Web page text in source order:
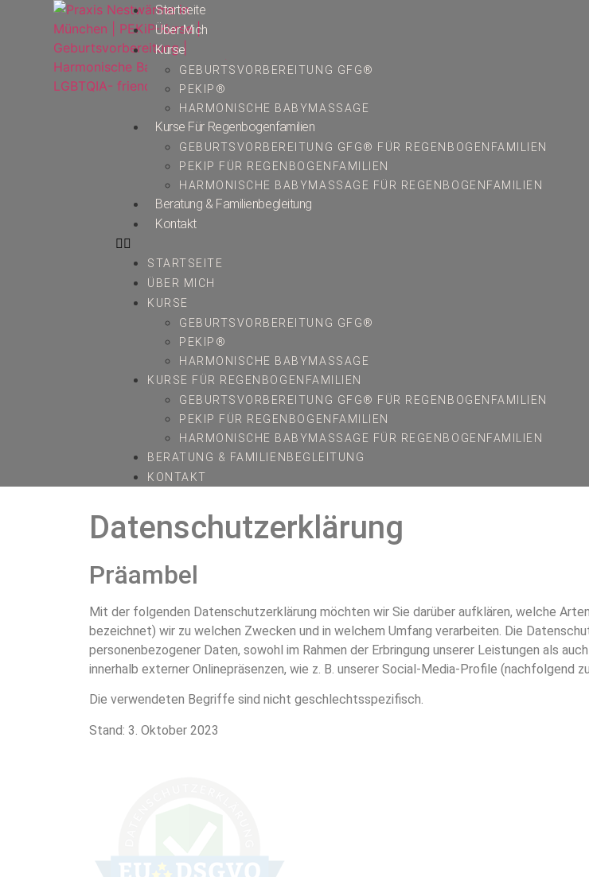
Startseite
Über Mich
Kurse
GEBURTSVORBEREITUNG GFG®
PEKIP®
HARMONISCHE BABYMASSAGE
Kurse Für Regenbogenfamilien
GEBURTSVORBEREITUNG GFG® FÜR REGENBOGENFAMILIEN
PEKIP FÜR REGENBOGENFAMILIEN
HARMONISCHE BABYMASSAGE FÜR REGENBOGENFAMILIEN
Beratung & Familienbegleitung
Kontakt
STARTSEITE
ÜBER MICH
KURSE
GEBURTSVORBEREITUNG GFG®
PEKIP®
HARMONISCHE BABYMASSAGE
KURSE FÜR REGENBOGENFAMILIEN
GEBURTSVORBEREITUNG GFG® FÜR REGENBOGENFAMILIEN
PEKIP FÜR REGENBOGENFAMILIEN
HARMONISCHE BABYMASSAGE FÜR REGENBOGENFAMILIEN
BERATUNG & FAMILIENBEGLEITUNG
KONTAKT
Datenschutzerklärung
Präambel
Mit der folgenden Datenschutzerklärung möchten wir Sie darüber aufklären, welche
bezeichnet) wir zu welchen Zwecken und in welchem Umfang verarbeiten. Die
personenbezogener Daten, sowohl im Rahmen der Erbringung unserer Leistungen als
innerhalb externer Onlinepräsenzen, wie z. B. unserer Social-Media-Profile (nachfolgend
Die verwendeten Begriffe sind nicht geschlechtsspezifisch.
Stand: 3. Oktober 2023